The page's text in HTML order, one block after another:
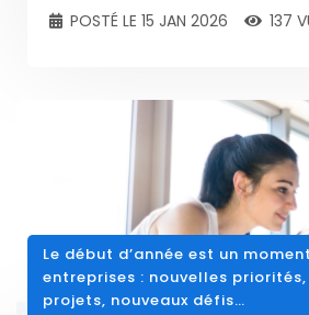
POSTÉ LE 15 JAN 2026 137
Le début d’année est un
entreprises : nouvelles priorités,
projets, nouveaux défis…